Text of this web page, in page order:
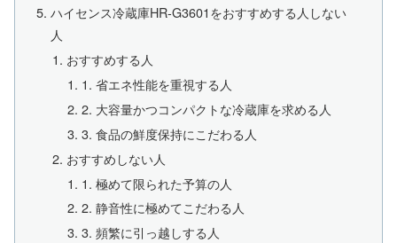
ハイセンス冷蔵庫HR-G3601をおすすめする人しない
人
おすすめする人
1. 省エネ性能を重視する人
2. 大容量かつコンパクトな冷蔵庫を求める人
3. 食品の鮮度保持にこだわる人
おすすめしない人
1. 極めて限られた予算の人
2. 静音性に極めてこだわる人
3. 頻繁に引っ越しする人